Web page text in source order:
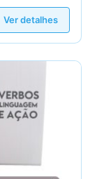
Ver detalhes